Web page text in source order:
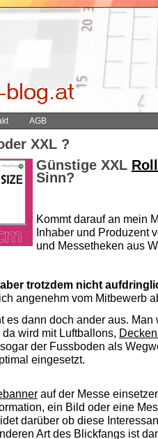
AGB
XXL ?
Günstige XXL
Sinn?
Kommt darauf an mein
Inhaber und Produzent
und Messetheken aus
trotzdem nicht
angenehm vom Mitbewerb
es dann doch ander aus. Man
wird mit Luftballons,
der Fussboden als
eingesetzt.
auf der Messe
ein Bild oder eine
darüber ob diese
Art des Blickfangs ist